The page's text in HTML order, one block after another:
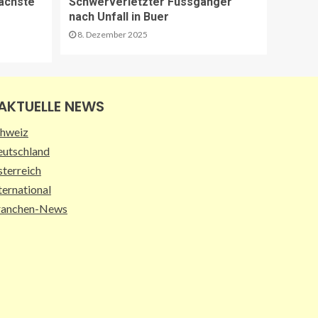
Fahrtrichtung Brig
BRANCHEN-NEWS (DE)
17
nach Unfall in Buer
8. Dezember 2025
NEWS
News